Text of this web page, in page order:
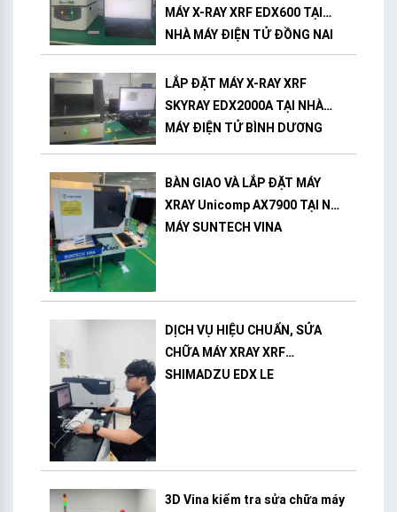
MÁY X-RAY XRF EDX600 TẠI
NHÀ MÁY ĐIỆN TỬ ĐỒNG NAI
LẮP ĐẶT MÁY X-RAY XRF
SKYRAY EDX2000A TẠI NHÀ
MÁY ĐIỆN TỬ BÌNH DƯƠNG
BÀN GIAO VÀ LẮP ĐẶT MÁY
XRAY Unicomp AX7900 TẠI NHÀ
MÁY SUNTECH VINA
DỊCH VỤ HIỆU CHUẨN, SỬA
CHỮA MÁY XRAY XRF
SHIMADZU EDX LE
3D Vina kiểm tra sửa chữa máy